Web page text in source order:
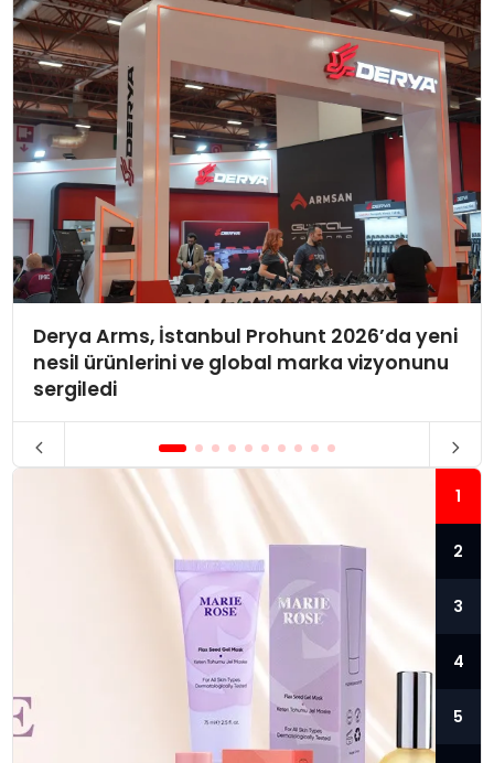
Derya Arms, İstanbul Prohunt 2026’da yeni
nesil ürünlerini ve global marka vizyonunu
sergiledi
1
2
3
4
5